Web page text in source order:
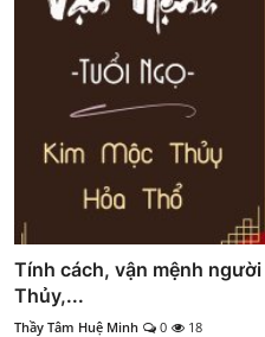
Tính cách, vận mệnh
Thủy,...
Thầy Tâm Huệ Minh 0 18